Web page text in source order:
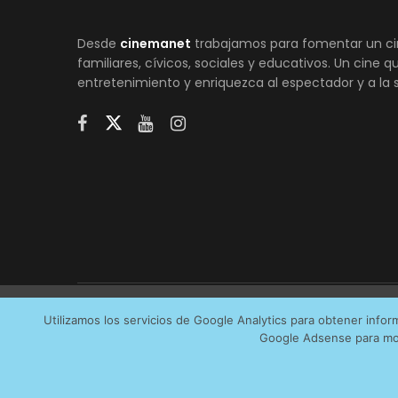
Desde cinemanet trabajamos para fomentar un
familiares, cívicos, sociales y educativos. Un cine
entretenimiento y enriquezca al espectador y a la
Utilizamos los servicios de Google Analytics para obtener
Google Adsense para
Utilizamos cookies anónimas de terceros para
servicios que más os interesan. Puede cambiar las